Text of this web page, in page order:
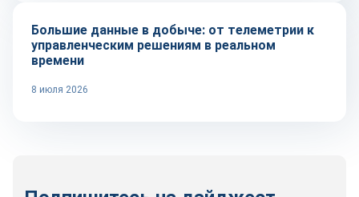
Большие данные в добыче: от телеметрии к
управленческим решениям в реальном
времени
8 июля 2026